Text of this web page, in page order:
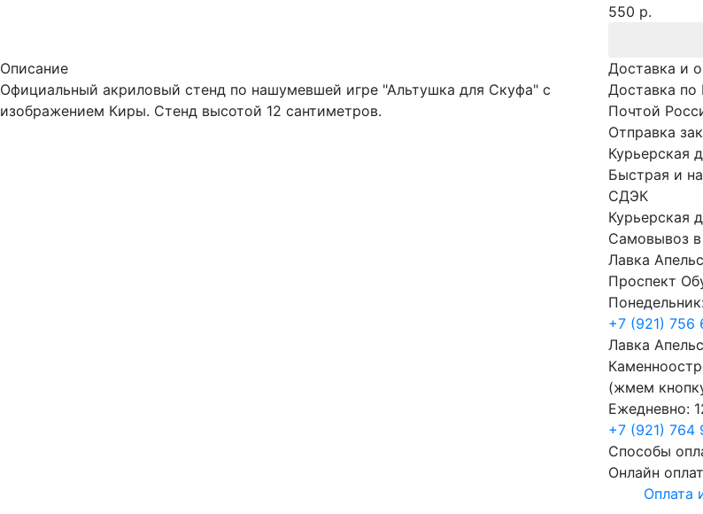
550 р.
Описание
Официальный акриловый стенд по нашумевшей игре "Альтушка для Скуфа" с
изображением Киры. Стенд высотой 12 сантиметров.
Доставка и
Доставка по
Почтой
Отправка
Курьерская
Быстрая и
СДЭК
Курьерская
Самовывоз
Лавка
Проспект
+7 (921) 756
Лавка
(жмем
Ежедневно:
+7 (921) 764
Способы
Онлайн
Оплата